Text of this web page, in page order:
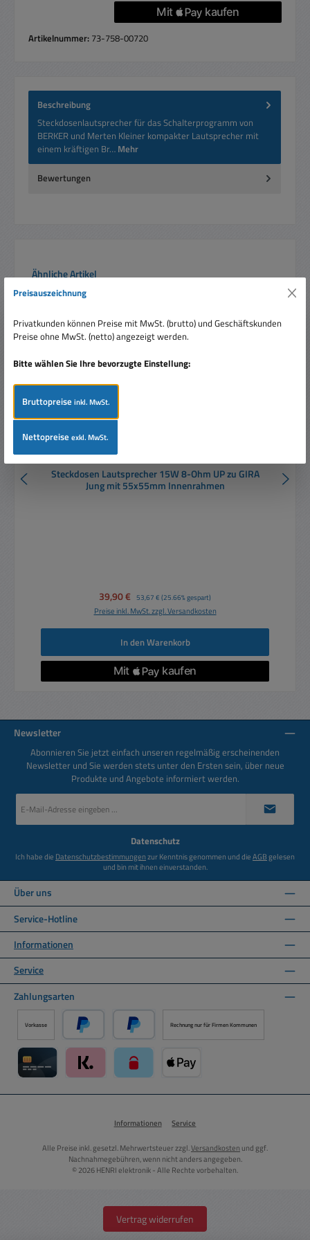
Artikelnummer: 73-758-00720
Beschreibung
Steckdosenlautsprecher für das Schalterprogramm von
BERKER und Merten Kleiner kompakter Lautsprecher mit
einem kräftigen Br… Mehr
Bewertungen
Produktgalerie überspringen
Ähnliche Artikel
%Rabatt
Steckdosen Lautsprecher 15W 8-Ohm UP zu GIRA
Jung mit 55x55mm Innenrahmen
Verkaufspreis:
39,90 € Regulärer Preis:
53,67 € (25.66% gespart)
Preise inkl. MwSt. zzgl. Versandkosten
In den Warenkorb
Newsletter
Abonnieren Sie jetzt einfach unseren regelmäßig erscheinenden
Newsletter und Sie werden stets unter den Ersten sein, über neue
Produkte und Angebote informiert werden.
Mail-
Datenschutz
Ich habe die Datenschutzbestimmungenzur Kenntnis genommen und dieAGBgelesen
und bin mit ihnen einverstanden.
Über uns
Service-Hotline
Informationen
Service
Zahlungsarten
Vorkasse
PayPal Später Bezahlen über PayPal
Rechnung nur für Firmen Kommunen
Informationen Service
Alle Preise inkl. gesetzl. Mehrwertsteuer zzgl.Versandkosten und ggf.
Nachnahmegebühren, wenn nicht anders angegeben.
© 2026 HENRI elektronik - Alle Rechte vorbehalten.
Vertrag widerrufen
Preisauszeichnung
Privatkunden können Preise mit MwSt. (brutto) und Geschäftskunden
Preise ohne MwSt. (netto) angezeigt werden.
Bitte wählen Sie Ihre bevorzugte Einstellung:
Bruttopreiseinkl. MwSt.
Nettopreiseexkl. MwSt.